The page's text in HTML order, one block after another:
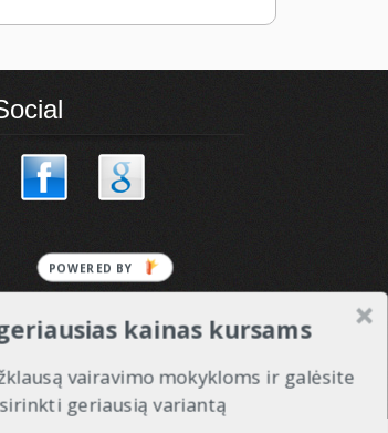
kainas kursams
vairavimo mokykloms ir galėsite
geriausią variantą
POWERED BY